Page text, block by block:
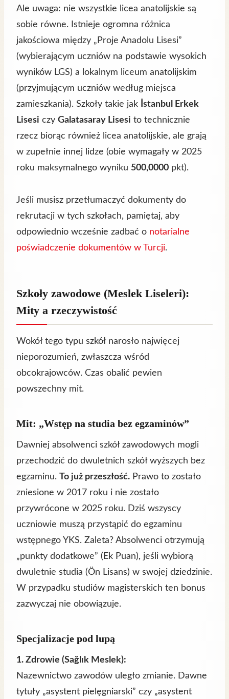
Ale uwaga: nie wszystkie licea anatolijskie są
sobie równe. Istnieje ogromna różnica
jakościowa między „Proje Anadolu Lisesi”
(wybierającym uczniów na podstawie wysokich
wyników LGS) a lokalnym liceum anatolijskim
(przyjmującym uczniów według miejsca
zamieszkania). Szkoły takie jak İstanbul Erkek
Lisesi czy Galatasaray Lisesi to technicznie
rzecz biorąc również licea anatolijskie, ale grają
w zupełnie innej lidze (obie wymagały w 2025
roku maksymalnego wyniku 500,0000 pkt).
Jeśli musisz przetłumaczyć dokumenty do
rekrutacji w tych szkołach, pamiętaj, aby
odpowiednio wcześnie zadbać o notarialne
poświadczenie dokumentów w Turcji.
Szkoły zawodowe (Meslek Liseleri):
Mity a rzeczywistość
Wokół tego typu szkół narosło najwięcej
nieporozumień, zwłaszcza wśród
obcokrajowców. Czas obalić pewien
powszechny mit.
Mit: „Wstęp na studia bez egzaminów”
Dawniej absolwenci szkół zawodowych mogli
przechodzić do dwuletnich szkół wyższych bez
egzaminu. To już przeszłość. Prawo to zostało
zniesione w 2017 roku i nie zostało
przywrócone w 2025 roku. Dziś wszyscy
uczniowie muszą przystąpić do egzaminu
wstępnego YKS. Zaleta? Absolwenci otrzymują
„punkty dodatkowe” (Ek Puan), jeśli wybiorą
dwuletnie studia (Ön Lisans) w swojej dziedzinie.
W przypadku studiów magisterskich ten bonus
zazwyczaj nie obowiązuje.
Specjalizacje pod lupą
1. Zdrowie (Sağlık Meslek):
Nazewnictwo zawodów uległo zmianie. Dawne
tytuły „asystent pielęgniarski” czy „asystent